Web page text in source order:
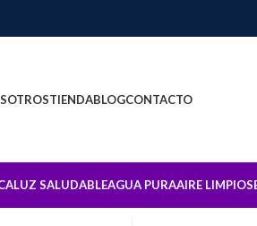
TIENDABLOGCONTACTO
LUZ SALUDABLEAGUA PURAAIRE LIMPIO